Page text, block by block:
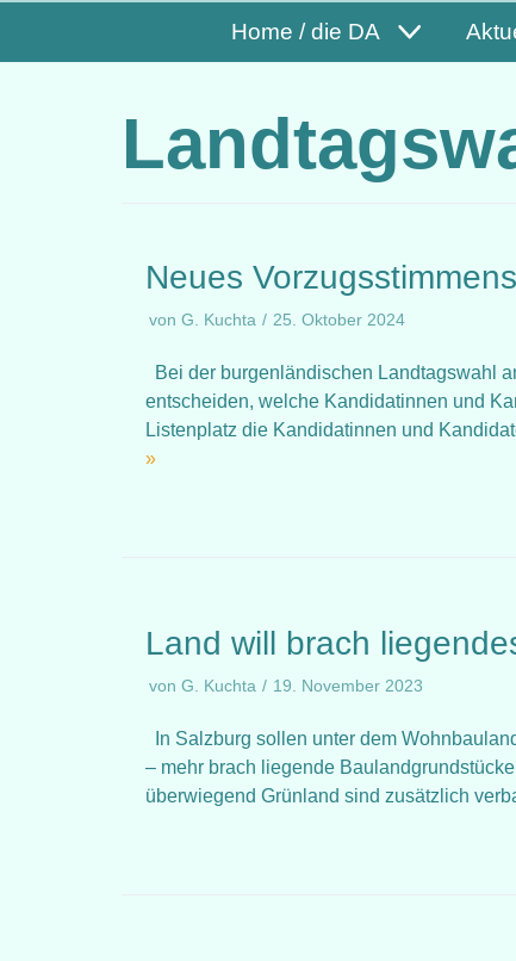
Home / die DA
Neues
von G. Kuchta 25. Oktober 2024
Bei der burgenländischen Landtagswahl
entscheiden, welche Kandidatinnen und
Listenplatz die Kandidatinnen und
»
Land will brach
von G. Kuchta 19. November 2023
In Salzburg sollen unter dem
– mehr brach liegende
überwiegend Grünland sind zusätzlich